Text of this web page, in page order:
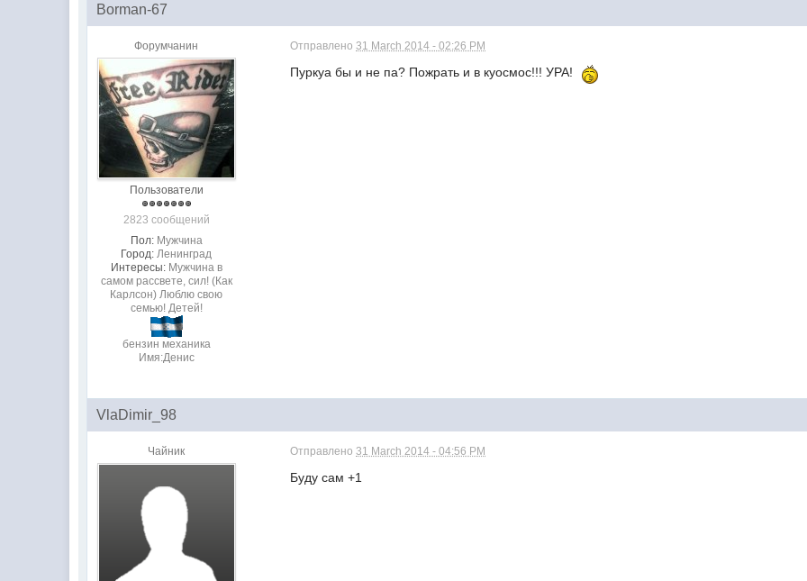
Borman-67
Форумчанин
Пользователи
2823 сообщений
Пол: Мужчина
Город: Ленинград
Интересы: Мужчина в
самом рассвете, сил! (Как
Карлсон) Люблю свою
семью! Детей!
бензин механика
Имя:Денис
Отправлено31 March 2014 - 02:26 PM
Пуркуа бы и не па? Пожрать и в куосмос!!! УРА!
VlaDimir_98
Чайник Отправлено31 March 2014 - 04:56 PM
Буду сам +1